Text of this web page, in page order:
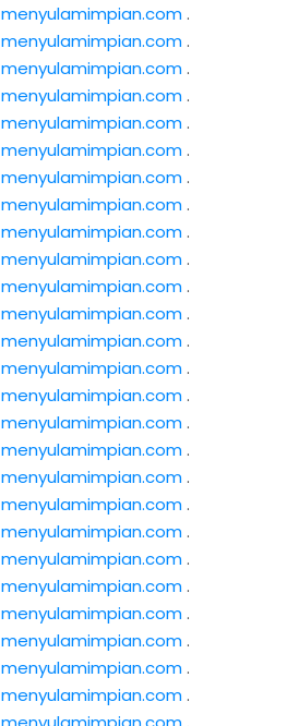
menyulamimpian.com.
menyulamimpian.com.
menyulamimpian.com.
menyulamimpian.com.
menyulamimpian.com.
menyulamimpian.com.
menyulamimpian.com.
menyulamimpian.com.
menyulamimpian.com.
menyulamimpian.com.
menyulamimpian.com.
menyulamimpian.com.
menyulamimpian.com.
menyulamimpian.com.
menyulamimpian.com.
menyulamimpian.com.
menyulamimpian.com.
menyulamimpian.com.
menyulamimpian.com.
menyulamimpian.com.
menyulamimpian.com.
menyulamimpian.com.
menyulamimpian.com.
menyulamimpian.com.
menyulamimpian.com.
menyulamimpian.com.